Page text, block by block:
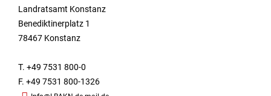
Landratsamt Konstanz
Benediktinerplatz 1
78467 Konstanz
T. +49 7531 800-0
F. +49 7531 800-1326